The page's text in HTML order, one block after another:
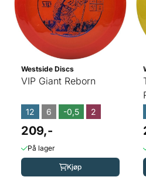
Westside Discs
VIP Giant Reborn
12 6 -0,5 2
209,-
På lager
Kjøp